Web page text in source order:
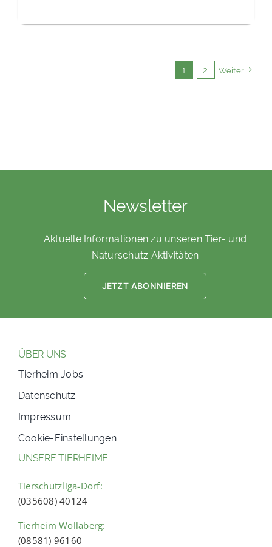
1 2 Weiter
Newsletter
Aktuelle Informationen zu unseren Tier- und
Naturschutz Aktivitäten
JETZT ABONNIEREN
ÜBER UNS
Tierheim Jobs
Datenschutz
Impressum
Cookie-Einstellungen
UNSERE TIERHEIME
Tierschutzliga-Dorf:
(035608) 40124
Tierheim Wollaberg:
(08581) 96160